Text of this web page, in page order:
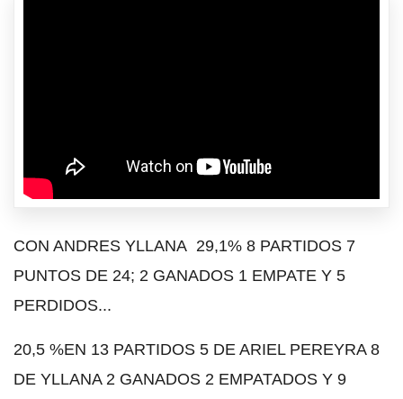
CON ANDRES YLLANA 29,1% 8 PARTIDOS 7
PUNTOS DE 24; 2 GANADOS 1 EMPATE Y 5
PERDIDOS...
20,5 %EN 13 PARTIDOS 5 DE ARIEL PEREYRA 8
DE YLLANA 2 GANADOS 2 EMPATADOS Y 9